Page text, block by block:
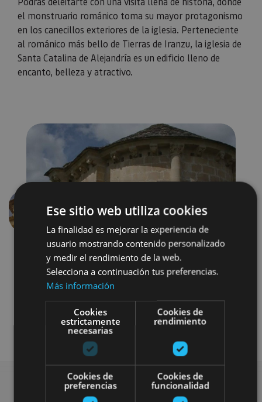
el monstruario románico toma su mayor protagonismo
en los canecillos exteriores de la iglesia. Perteneciente
al románico más bello de Tierras de Iranzu, la iglesia de
Santa Catalina de Alejandría es un edificio lleno de
encanto, belleza y atractivo.
Anterior
Arquitectura religiosa
Ese sitio web utiliza cookies
La finalidad es mejorar la experiencia de
usuario mostrando contenido personalizado
y medir el rendimiento de la web.
Selecciona a continuación tus preferencias.
Más información
Cookies
estrictamente
necesarias
Cookies de
rendimiento
Cookies de
preferencias
Cookies de
funcionalidad